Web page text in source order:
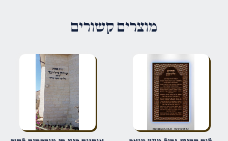
הביקורת שלך*
שם*
מוצרים קשורים